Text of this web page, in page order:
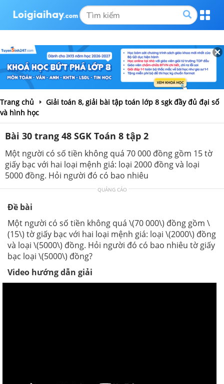
Trang chủ
Giải toán 8, giải bài tập toán lớp 8 sgk đầy đủ đại số
và hình học
Bài 30 trang 48 SGK Toán 8 tập 2
Một người có số tiền không quá 70 000 đồng gồm 15 tờ
giấy bạc với hai loại mệnh giá: loại 2000 đồng và loại
5000 đồng. Hỏi người đó có bao nhiêu
QUẢNG CÁO
Đề bài
Một người có số tiền không quá \(70 000\) đồng gồm \
(15\) tờ giấy bạc với hai loại mệnh giá: loại \(2000\) đồng
và loại \(5000\) đồng. Hỏi người đó có bao nhiêu tờ giấy
bạc loại \(5000\) đồng?
Video hướng dẫn giải